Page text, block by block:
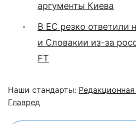
аргументы Киева
В ЕС резко ответили
и Словакии из-за
FT
Наши стандарты:
Главред